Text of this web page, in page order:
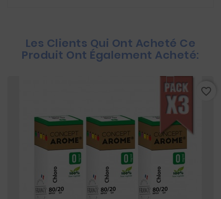
Les Clients Qui Ont Acheté Ce
Produit Ont Également Acheté:
favorite_border